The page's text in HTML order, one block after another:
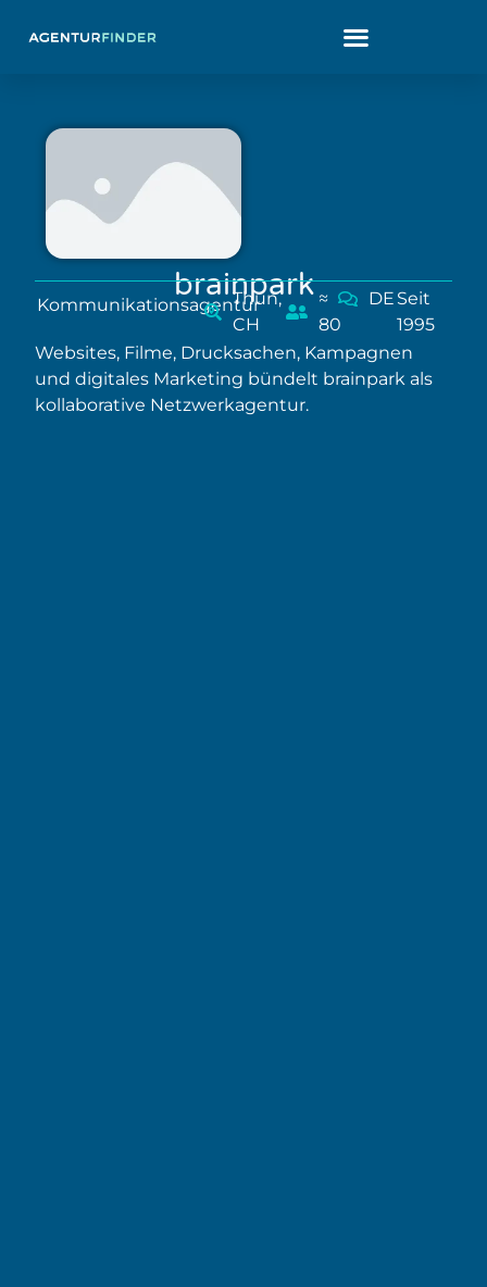
brainpark
Kommunikationsagentur
Thun,
CH
≈
80
DE Seit
1995
Websites, Filme, Drucksachen, Kampagnen
und digitales Marketing bündelt brainpark als
kollaborative Netzwerkagentur.